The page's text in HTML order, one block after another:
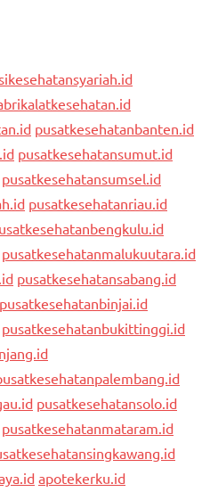
pusatkesehatanbanten.id
pusatkesehatansumut.id
pusatkesehatansumsel.id
pusatkesehatanriau.id
pusatkesehatanmalukuutara.id
pusatkesehatansabang.id
pusatkesehatanbinjai.id
pusatkesehatanbukittinggi.id
pusatkesehatansolo.id
pusatkesehatanmataram.id
apotekerku.id